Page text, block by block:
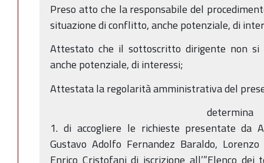
Preso atto che la responsabile del
situazione di conflitto, anche potenziale, di
Attestato che il sottoscritto dirigente non
anche potenziale, di interessi;
Attestata la regolarità amministrativa del
determina
1. di accogliere le richieste presentate da
Gustavo Adolfo Fernandez Baraldo,